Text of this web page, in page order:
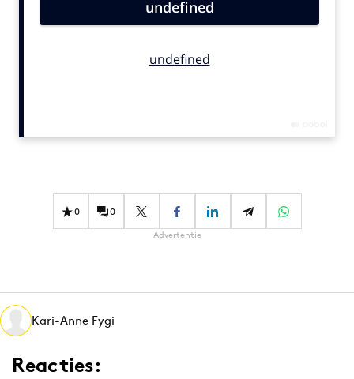
Carriere
Design
Diversiteit
Effectiviteit
Martech
Media
Merkstrategie
0 0
Advertentie
Kari-Anne Fygi
Reacties: